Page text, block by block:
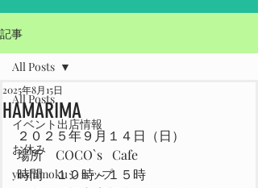
記事
All Posts
イベント出店情報
お休み
yoshimokuショップ
All Posts
HAMARIMA
2025年8月15日
２０２５年９月１４日（日）
場所　COCO`s   Cafe
時間　１０時～１５時